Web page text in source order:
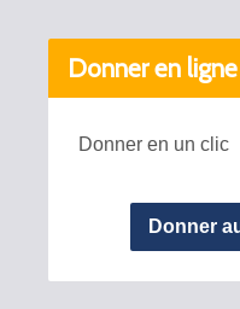
Donner en ligne
Donner en un clic
Donner